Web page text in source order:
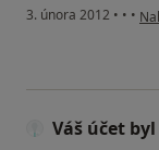
3. února 2012 • • •
Váš účet